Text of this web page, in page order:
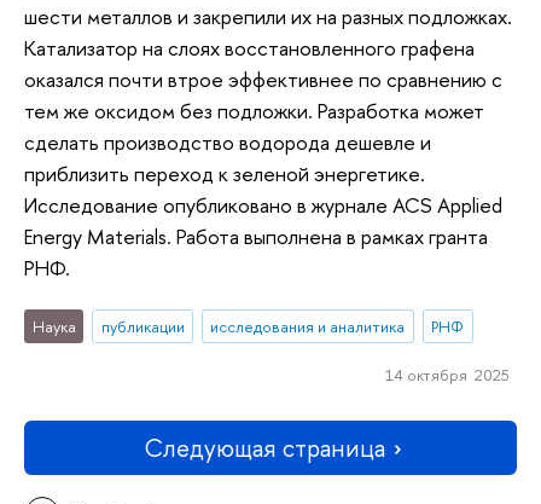
шести металлов и закрепили их на разных подложках.
Катализатор на слоях восстановленного графена
оказался почти втрое эффективнее по сравнению с
тем же оксидом без подложки. Разработка может
сделать производство водорода дешевле и
приблизить переход к зеленой энергетике.
Исследование опубликовано в журнале ACS Applied
Energy Materials. Работа выполнена в рамках гранта
РНФ.
Наука публикации исследования и аналитика РНФ
14 октября 2025
Следующая страница